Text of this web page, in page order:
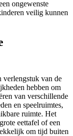
ongewenste
veilig kunnen
verlengstuk van de
hebben om
van verschillende
en speelruimtes,
ruimte. Het
eettafel of een
om tijd buiten